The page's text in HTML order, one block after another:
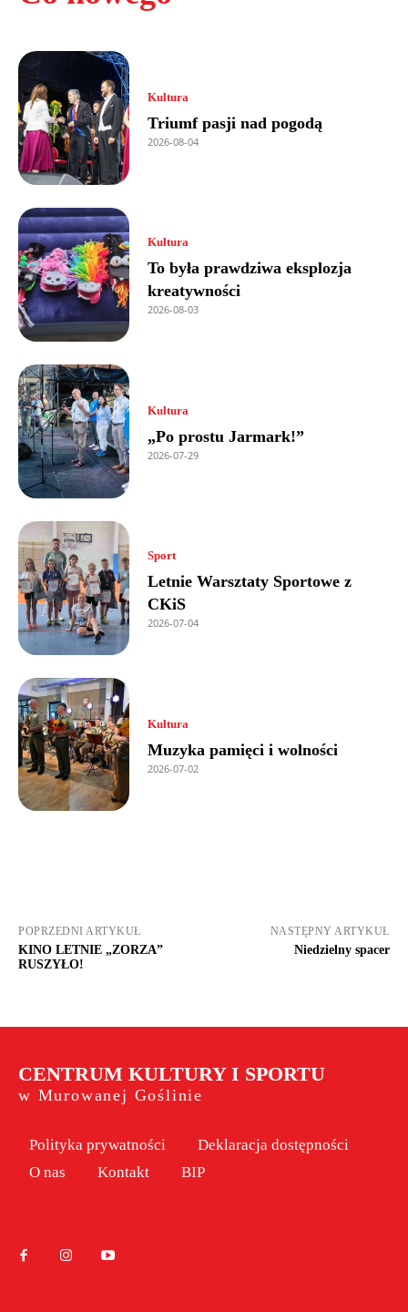
Kultura
Triumf pasji nad pogodą
2026-08-04
Kultura
To była prawdziwa eksplozja
kreatywności
2026-08-03
Kultura
„Po prostu Jarmark!”
2026-07-29
Sport
Letnie Warsztaty Sportowe z
CKiS
2026-07-04
Kultura
Muzyka pamięci i wolności
2026-07-02
POPRZEDNI ARTYKUŁ
KINO LETNIE „ZORZA”
RUSZYŁO!
NASTĘPNY ARTYKUŁ
Niedzielny spacer
CENTRUM KULTURY I SPORTU
w Murowanej Goślinie
Polityka prywatności
Deklaracja dostępności
O nas
Kontakt BIP